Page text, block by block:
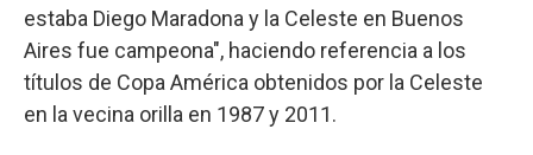
estaba Diego Maradona y la Celeste en Buenos
Aires fue campeona", haciendo referencia a los
títulos de Copa América obtenidos por la Celeste
en la vecina orilla en 1987 y 2011.